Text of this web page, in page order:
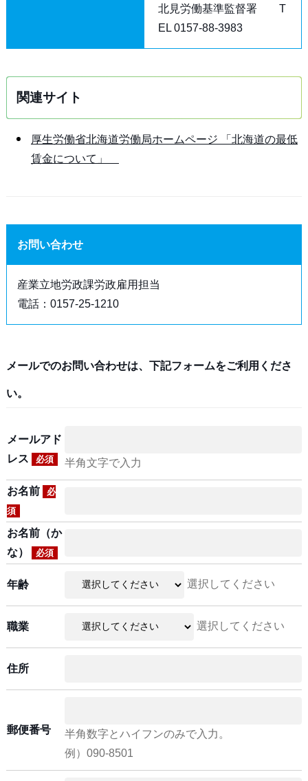
北見労働基準監督署 T
EL 0157-88-3983
関連サイト
厚生労働省北海道労働局ホームページ 「北海道の最低
賃金について」
お問い合わせ
産業立地労政課労政雇用担当
電話：0157-25-1210
メールでのお問い合わせは、下記フォームをご利用くださ
い。
メールアド
レス
必須 半角文字で入力
お名前
必
須
お名前（か
な）
必須
年齢 選択してください
職業 選択してください
住所
郵便番号
半角数字とハイフンのみで入力。
例）090-8501